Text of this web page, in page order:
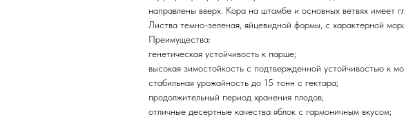
направлены вверх. Кора на штамбе и основных ветвях имеет
Листва темно-зеленая, яйцевидной формы, с характерной
Преимущества:
генетическая устойчивость к парше;
высокая зимостойкость с подтвержденной устойчивостью к
стабильная урожайность до 15 тонн с гектара;
продолжительный период хранения плодов;
отличные десертные качества яблок с гармоничным вкусом;